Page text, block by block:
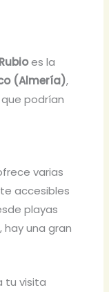
es la
(Almería),
podrían
varias
accesibles
playas
una gran
tu visita